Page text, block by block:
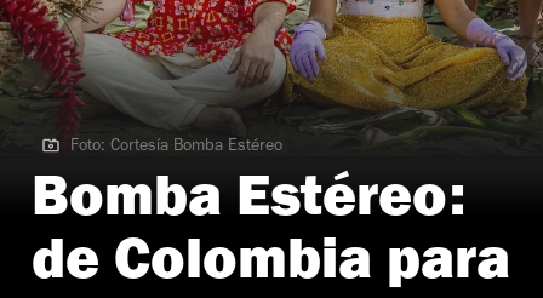
Foto: Cortesía Bomba Estéreo
Foto: Cortesía Bomba Estéreo
Bomba Estéreo:
de Colombia para